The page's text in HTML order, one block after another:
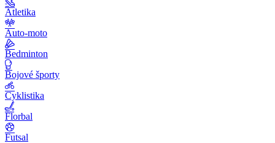
Atletika
Auto-moto
Bedminton
Bojové športy
Cyklistika
Florbal
Futsal